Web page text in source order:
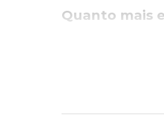
Quanto mais